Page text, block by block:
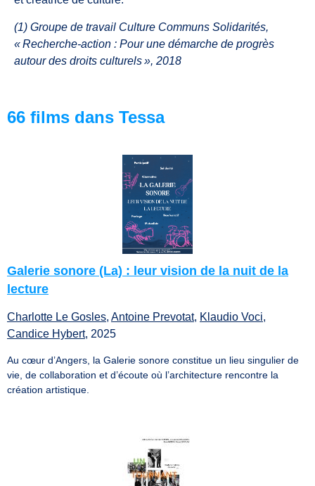
(1) Groupe de travail Culture Communs Solidarités,
« Recherche-action : Pour une démarche de progrès
autour des droits culturels », 2018
66 films dans Tessa
Galerie sonore (La) : leur vision de la nuit de la
lecture
Charlotte Le Gosles, Antoine Prevotat, Klaudio Voci,
Candice Hybert, 2025
Au cœur d’Angers, la Galerie sonore constitue un lieu singulier de
vie, de collaboration et d’écoute où l’architecture rencontre la
création artistique.